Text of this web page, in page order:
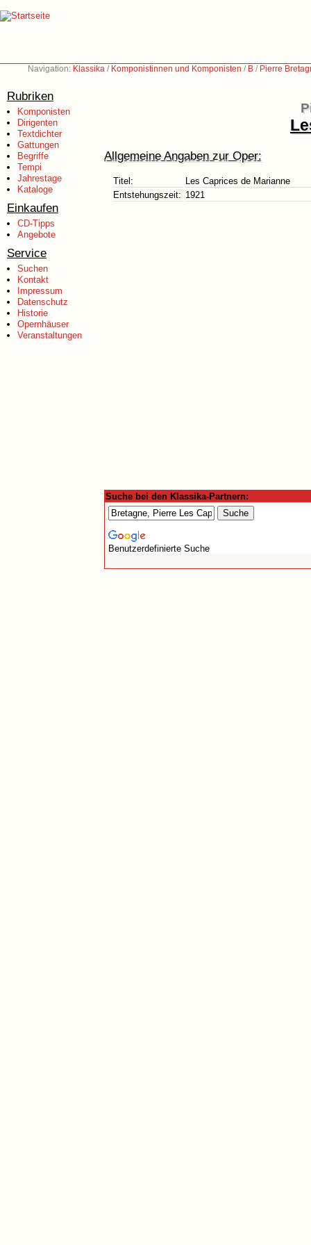
Navigation: Klassika / Komponistinnen und Komponisten / B / Pierre
Rubriken
Komponisten
Dirigenten
Textdichter
Gattungen
Begriffe
Tempi
Jahrestage
Kataloge
Einkaufen
CD-Tipps
Angebote
Service
Suchen
Kontakt
Impressum
Datenschutz
Historie
Opernhäuser
Veranstaltungen
Allgemeine Angaben zur Oper:
Titel:
Les Caprices de Marianne
Entstehungszeit: 1921
Suche bei den Klassika-Partnern:
Benutzerdefinierte Suche